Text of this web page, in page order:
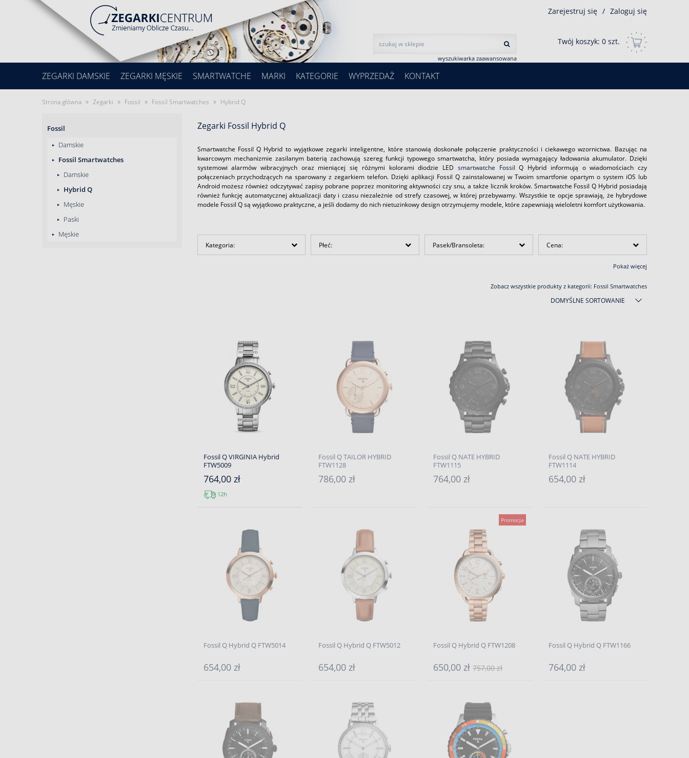
wyszukiwarka zaawansowana
Zarejestruj się / Zaloguj się
Twój koszyk: 0 szt.
ZEGARKI DAMSKIE ZEGARKI MĘSKIE SMARTWATCHE MARKI KATEGORIE WYPRZEDAŻ KONTAKT
Strona główna » Zegarki » Fossil » Fossil Smartwatches » Hybrid Q
Fossil
Damskie
Fossil Smartwatches
Damskie
Hybrid Q
Męskie
Paski
Męskie
Zegarki Fossil Hybrid Q
Smartwatche Fossil Q Hybrid to wyjątkowe zegarki inteligentne, które stanowią doskonałe połączenie praktyczności i ciekawego wzornictwa. Bazując na
kwarcowym mechanizmie zasilanym baterią zachowują szereg funkcji typowego smartwatcha, który posiada wymagający ładowania akumulator. Dzięki
systemowi alarmów wibracyjnych oraz mieniącej się różnymi kolorami diodzie LED smartwatche Fossil Q Hybrid informują o wiadomościach czy
połączeniach przychodzących na sparowany z zegarkiem telefon. Dzięki aplikacji Fossil Q zainstalowanej w Twoim smartfonie opartym o system iOS lub
Android możesz również odczytywać zapisy pobrane poprzez monitoring aktywności czy snu, a także licznik kroków. Smartwatche Fossil Q Hybrid posiadają
również funkcję automatycznej aktualizacji daty i czasu niezależnie od strefy czasowej, w której przebywamy. Wszystkie te opcje sprawiają, że hybrydowe
modele Fossil Q są wyjątkowo praktyczne, a jeśli dodamy do nich nietuzinkowy design otrzymujemy modele, które zapewniają wieloletni komfort użytkowania.
Kategoria: Płeć: Pasek/Bransoleta: Cena:
Pokaż więcej
Zobacz wszystkie produkty z kategorii: Fossil Smartwatches
DOMYŚLNE SORTOWANIE
Fossil Q VIRGINIA Hybrid
FTW5009
764,00 zł
12h
Fossil Q TAILOR HYBRID
FTW1128
786,00 zł
Fossil Q NATE HYBRID
FTW1115
764,00 zł
Fossil Q NATE HYBRID
FTW1114
654,00 zł
Fossil Q Hybrid Q FTW5014
654,00 zł
Fossil Q Hybrid Q FTW5012
654,00 zł
Promocja
Fossil Q Hybrid Q FTW1208
650,00 zł757,00 zł
Fossil Q Hybrid Q FTW1166
764,00 zł